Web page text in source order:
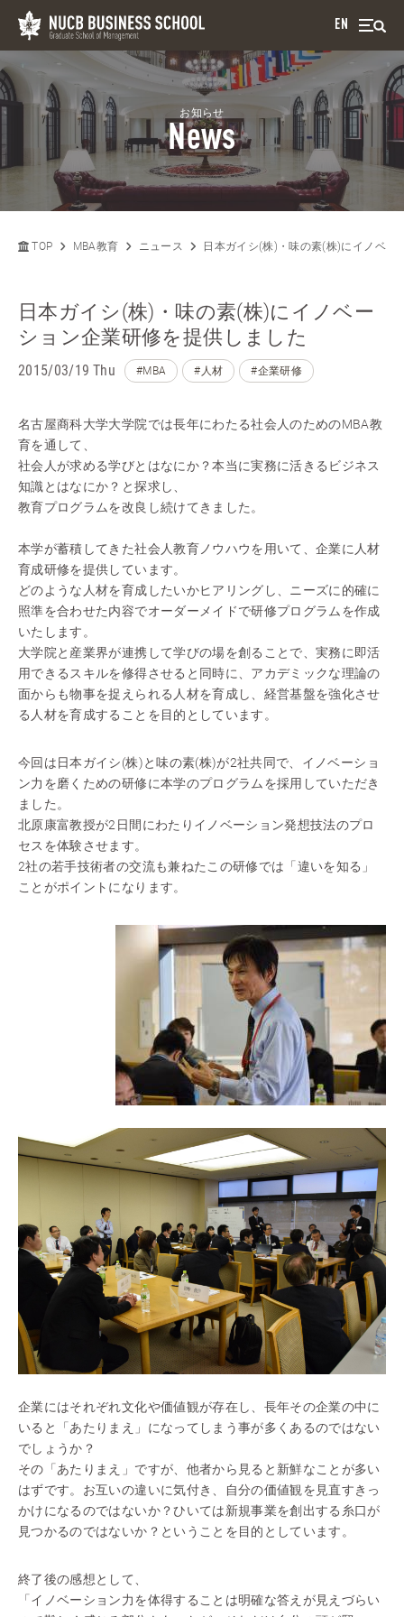
EN
お知らせ
News
TOP MBA教育 ニュース 日本ガイシ(株)・味の素(株)にイノベー
日本ガイシ(株)・味の素(株)にイノベー
ション企業研修を提供しました
2015/03/19 Thu #MBA #人材 #企業研修
名古屋商科大学大学院では長年にわたる社会人のためのMBA教
育を通して、
社会人が求める学びとはなにか？本当に実務に活きるビジネス
知識とはなにか？と探求し、
教育プログラムを改良し続けてきました。
本学が蓄積してきた社会人教育ノウハウを用いて、企業に人材
育成研修を提供しています。
どのような人材を育成したいかヒアリングし、ニーズに的確に
照準を合わせた内容でオーダーメイドで研修プログラムを作成
いたします。
大学院と産業界が連携して学びの場を創ることで、実務に即活
用できるスキルを修得させると同時に、アカデミックな理論の
面からも物事を捉えられる人材を育成し、経営基盤を強化させ
る人材を育成することを目的としています。
今回は日本ガイシ(株)と味の素(株)が2社共同で、イノベーショ
ン力を磨くための研修に本学のプログラムを採用していただき
ました。
北原康富教授が2日間にわたりイノベーション発想技法のプロ
セスを体験させます。
2社の若手技術者の交流も兼ねたこの研修では「違いを知る」
ことがポイントになります。
企業にはそれぞれ文化や価値観が存在し、長年その企業の中に
いると「あたりまえ」になってしまう事が多くあるのではない
でしょうか？
その「あたりまえ」ですが、他者から見ると新鮮なことが多い
はずです。お互いの違いに気付き、自分の価値観を見直すきっ
かけになるのではないか？ひいては新規事業を創出する糸口が
見つかるのではないか？ということを目的としています。
終了後の感想として、
「イノベーション力を体得することは明確な答えが見えづらい